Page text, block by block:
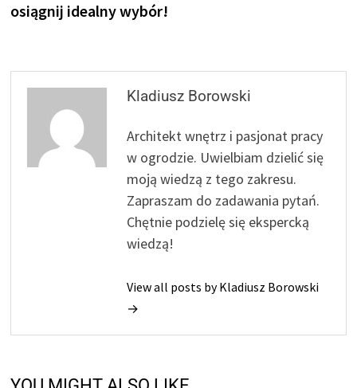
osiągnij idealny wybór!
Kladiusz Borowski
Architekt wnętrz i pasjonat pracy
w ogrodzie. Uwielbiam dzielić się
moją wiedzą z tego zakresu.
Zapraszam do zadawania pytań.
Chętnie podzielę się ekspercką
wiedzą!
View all posts by Kladiusz Borowski
→